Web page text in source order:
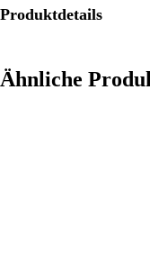
Produktdetails
Ähnliche